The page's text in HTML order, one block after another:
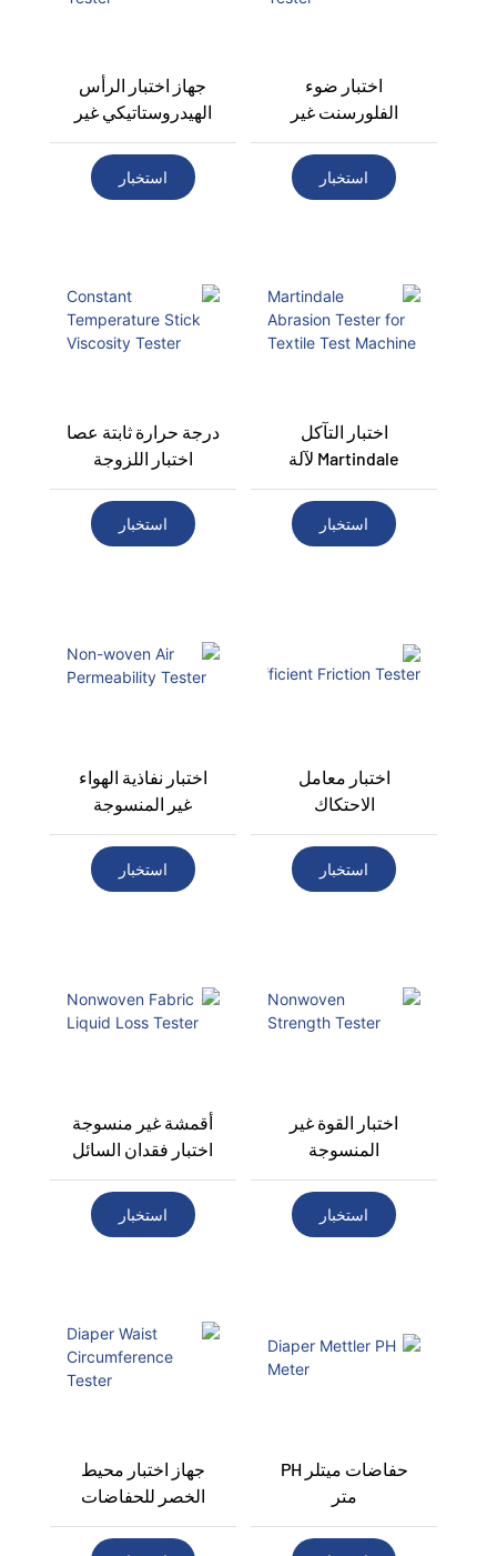
اختبار ضوء
الفلورسنت غير
المنسوج
استخبار
جهاز اختبار الرأس
الهيدروستاتيكي غير
المنسوج
استخبار
اختبار التآكل
Martindale لآلة
اختبار المنسوجات
استخبار
درجة حرارة ثابتة عصا
اختبار اللزوجة
استخبار
اختبار معامل
الاحتكاك
استخبار
اختبار نفاذية الهواء
غير المنسوجة
استخبار
اختبار القوة غير
المنسوجة
استخبار
أقمشة غير منسوجة
اختبار فقدان السائل
استخبار
حفاضات ميتلر PH
متر
جهاز اختبار محيط
الخصر للحفاضات